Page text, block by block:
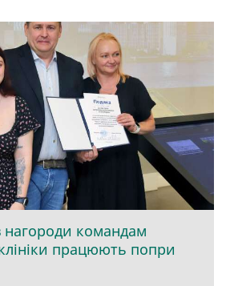
нагороди командам
клініки працюють попри